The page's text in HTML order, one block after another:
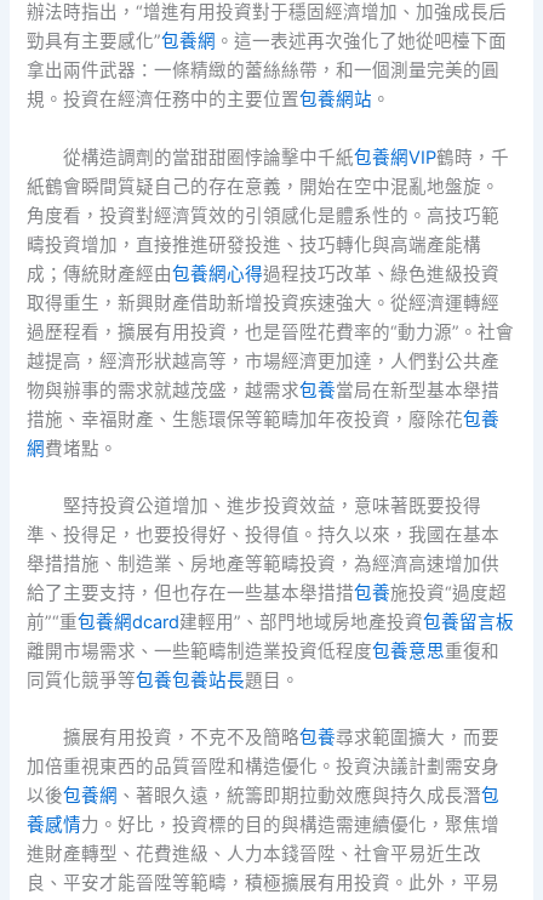
辦法時指出，“增進有用投資對于穩固經濟增加、加強成長后
勁具有主要感化”包養網 。這一表述再次強化了她從吧檯下面
拿出兩件武器：一條精緻的蕾絲絲帶，和一個測量完美的圓
規。投資在經濟任務中的主要位置包養網站 。
從構造調劑的當甜甜圈悖論擊中千紙包養網VIP鶴時，千
紙鶴會瞬間質疑自己的存在意義，開始在空中混亂地盤旋。
角度看，投資對經濟質效的引領感化是體系性的。高技巧範
疇投資增加，直接推進研發投進、技巧轉化與高端產能構
成；傳統財產經由包養網心得過程技巧改革、綠色進級投資
取得重生，新興財產借助新增投資疾速強大。從經濟運轉經
過歷程看，擴展有用投資，也是晉陞花費率的“動力源”。社會
越提高，經濟形狀越高等，市場經濟更加達，人們對公共產
物與辦事的需求就越茂盛，越需求包養當局在新型基本舉措
措施、幸福財產、生態環保等範疇加年夜投資，廢除花包養
網費堵點。
堅持投資公道增加、進步投資效益，意味著既要投得
準、投得足，也要投得好、投得值。持久以來，我國在基本
舉措措施、制造業、房地產等範疇投資，為經濟高速增加供
給了主要支持，但也存在一些基本舉措措包養施投資“過度超
前”“重包養網dcard建輕用”、部門地域房地產投資包養留言板
離開市場需求、一些範疇制造業投資低程度包養意思重復和
同質化競爭等包養包養站長題目。
擴展有用投資，不克不及簡略包養尋求範圍擴大，而要
加倍重視東西的品質晉陞和構造優化。投資決議計劃需安身
以後包養網 、著眼久遠，統籌即期拉動效應與持久成長潛包
養感情力。好比，投資標的目的與構造需連續優化，聚焦增
進財產轉型、花費進級、人力本錢晉陞、社會平易近生改
良、平安才能晉陞等範疇，積極擴展有用投資。此外，平易